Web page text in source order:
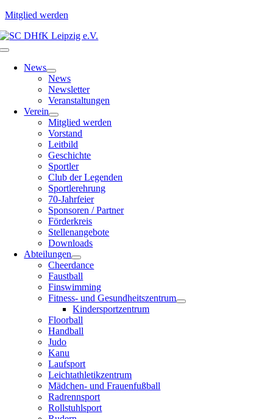
Mitglied werden
Zum
Inhalt
Toggle
NavigationNews
News
Newsletter
Veranstaltungen
Verein
Mitglied werden
Vorstand
Leitbild
Geschichte
Sportler
Club der Legenden
Sportlerehrung
70-Jahrfeier
Sponsoren / Partner
Förderkreis
Stellenangebote
Downloads
Abteilungen
Cheerdance
Faustball
Finswimming
Fitness- und Gesundheitszentrum
Kindersportzentrum
Floorball
Handball
Judo
Kanu
Laufsport
Leichtathletikzentrum
Mädchen- und Frauenfußball
Radrennsport
Rollstuhlsport